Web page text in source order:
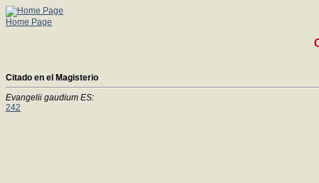
Home Page
Citado en el Magisterio
Evangelii gaudium ES:
242